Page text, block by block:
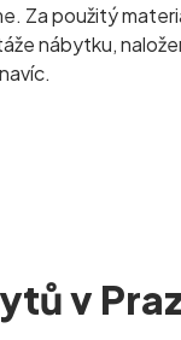
Za použitý
nábytku,
v